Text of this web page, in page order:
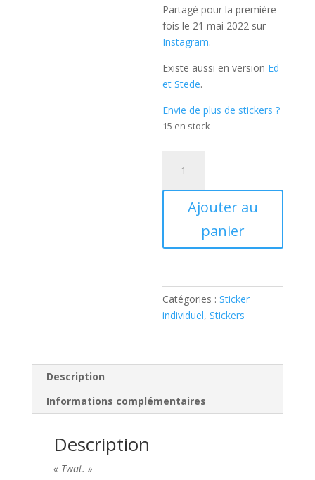
Partagé pour la première
fois le 21 mai 2022 sur
Instagram.
Existe aussi en version Ed
et Stede.
Envie de plus de stickers ?
15 en stock
Our
Sticker
Ajouter au
panier
Catégories :Sticker
individuel,Stickers
Description
Informations complémentaires
Description
« Twat. »